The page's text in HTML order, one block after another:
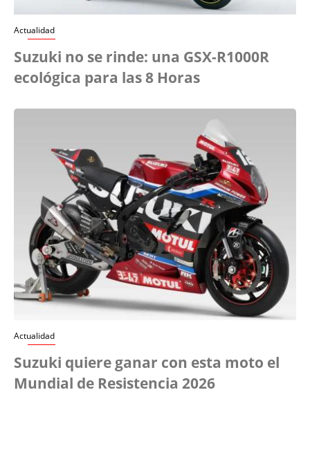
Actualidad
Suzuki no se rinde: una GSX-R1000R
ecológica para las 8 Horas
Actualidad
Suzuki quiere ganar con esta moto el
Mundial de Resistencia 2026